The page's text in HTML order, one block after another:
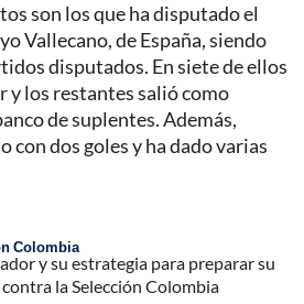
son los que ha disputado el
Vallecano, de España, siendo
disputados. En siete de ellos
y los restantes salió como
de suplentes. Además,
con dos goles y ha dado varias
Colombia
y su estrategia para preparar su
la Selección Colombia